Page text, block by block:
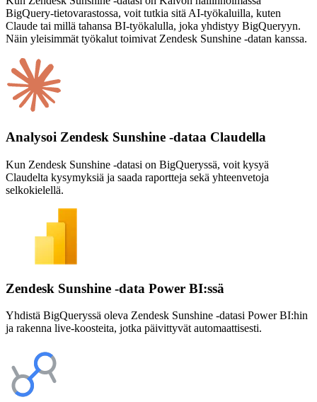
BigQuery-tietovarastossa, voit tutkia sitä AI-työkaluilla, kuten
Claude tai millä tahansa BI-työkalulla, joka yhdistyy BigQueryyn.
Näin yleisimmät työkalut toimivat Zendesk Sunshine -datan kanssa.
Analysoi Zendesk Sunshine -dataa Claudella
Kun Zendesk Sunshine -datasi on BigQueryssä, voit kysyä
Claudelta kysymyksiä ja saada raportteja sekä yhteenvetoja
selkokielellä.
Zendesk Sunshine -data Power BI:ssä
Yhdistä BigQueryssä oleva Zendesk Sunshine -datasi Power BI:hin
ja rakenna live-koosteita, jotka päivittyvät automaattisesti.